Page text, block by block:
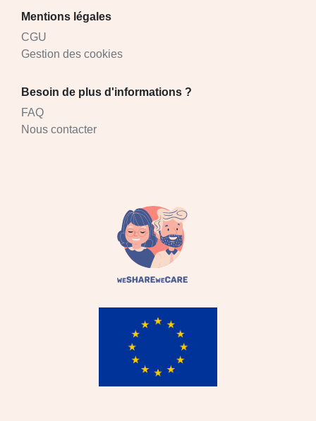
Mentions légales
CGU
Gestion des cookies
Besoin de plus d'informations ?
FAQ
Nous contacter